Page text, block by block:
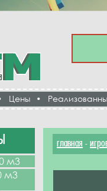
Цены •
м3
м3
главная -